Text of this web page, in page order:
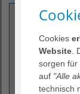
Kontakt
AGAPLESION
FRANKFURT
Wilhelm-
60431
Cookies
Website
sorgen für
auf "Alle
technisch